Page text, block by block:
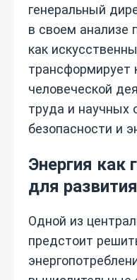
генеральный
в своем анализе
как
человеческой
труда и научных
безопасности и
Энергия как
для
Одной из
предстоит